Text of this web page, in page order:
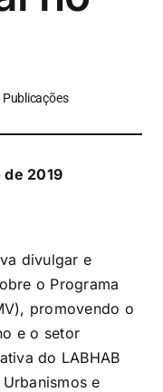
Publicações
de 2019
divulgar e
o Programa
promovendo o
e o setor
do LABHAB
e